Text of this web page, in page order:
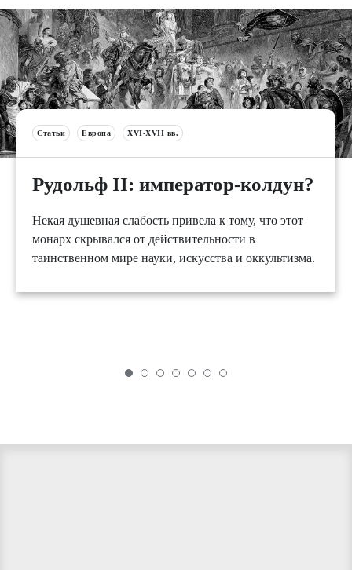
Статьи Европа XVI-XVII вв.
Рудольф II: император-колдун?
Некая душевная слабость привела к тому, что этот
монарх скрывался от действительности в
таинственном мире науки, искусства и оккультизма.